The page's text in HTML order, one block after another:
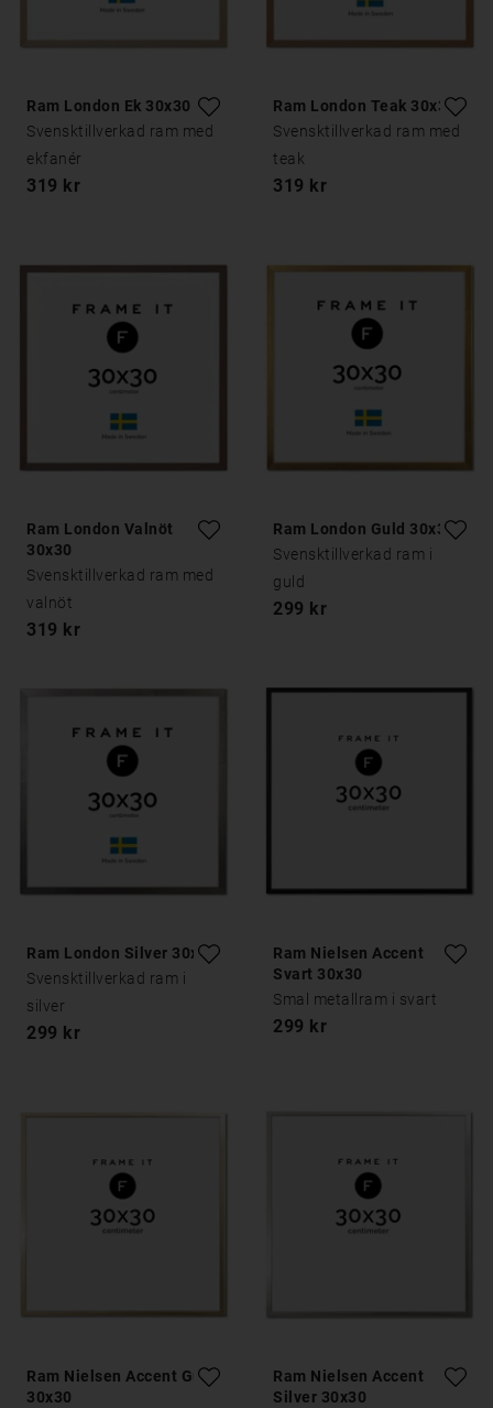
Ram London Ek 30x30
Svensktillverkad ram med
ekfanér
319 kr
Ram London Teak 30x30
Svensktillverkad ram med
teak
319 kr
Ram London Valnöt
30x30
Svensktillverkad ram med
valnöt
319 kr
Ram London Guld 30x30
Svensktillverkad ram i
guld
299 kr
Ram London Silver 30x30
Svensktillverkad ram i
silver
299 kr
Ram Nielsen Accent
Svart 30x30
Smal metallram i svart
299 kr
Ram Nielsen Accent Guld
30x30
Ram Nielsen Accent
Silver 30x30